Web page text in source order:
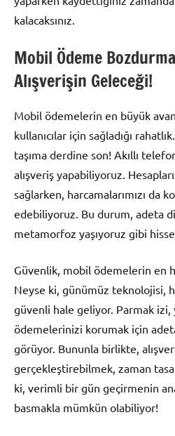
kalacaksınız.
Mobil Ödeme
Alışverişin Geleceği!
Mobil ödemelerin en büyük
kullanıcılar için sağladığı
taşıma derdine son! Akıllı
alışveriş yapabiliyoruz.
sağlarken, harcamalarımızı da
edebiliyoruz. Bu durum, adeta
metamorfoz yaşıyoruz gibi
Güvenlik, mobil ödemelerin en
Neyse ki, günümüz teknolojisi,
güvenli hale geliyor. Parmak izi,
ödemelerinizi korumak için
görüyor. Bununla birlikte,
gerçekleştirebilmek, zaman
ki, verimli bir gün geçirmenin
basmakla mümkün olabiliyor!